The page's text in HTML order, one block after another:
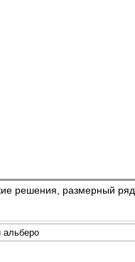
решения, размерный ряд,